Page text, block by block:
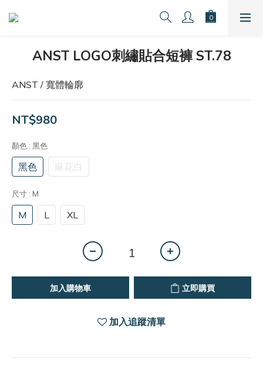
ANST LOGO刺繡貼合短褲 ST.78
ANST / 寬體輪廓
NT$980
顏色 : 黑色
黑色 麻花白
尺寸 : M
M L XL
加入購物車 立即購買
加入追蹤清單